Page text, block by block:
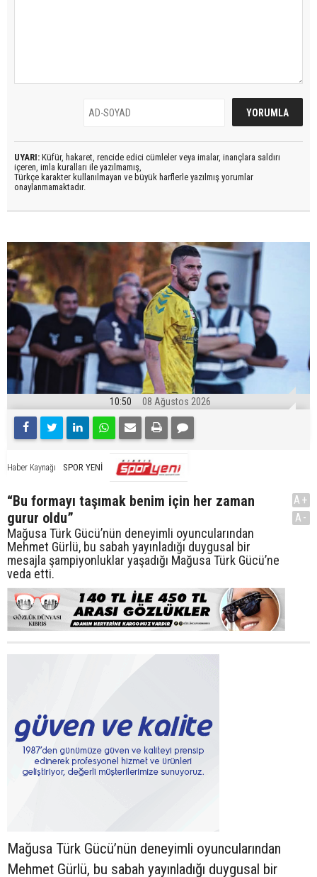
UYARI: Küfür, hakaret, rencide edici cümleler veya imalar, inançlara saldırı
içeren, imla kuralları ile yazılmamış,
Türkçe karakter kullanılmayan ve büyük harflerle yazılmış yorumlar
onaylanmamaktadır.
10:50 08 Ağustos 2026
Haber Kaynağı SPOR YENİ
“Bu formayı taşımak benim için her zaman
gurur oldu”
Mağusa Türk Gücü’nün deneyimli oyuncularından
Mehmet Gürlü, bu sabah yayınladığı duygusal bir
mesajla şampiyonluklar yaşadığı Mağusa Türk Gücü’ne
veda etti.
A+
A-
Mağusa Türk Gücü’nün deneyimli oyuncularından
Mehmet Gürlü, bu sabah yayınladığı duygusal bir